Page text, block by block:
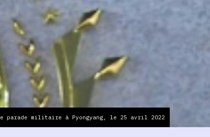
parade militaire à Pyongyang, le 25 avril 2022